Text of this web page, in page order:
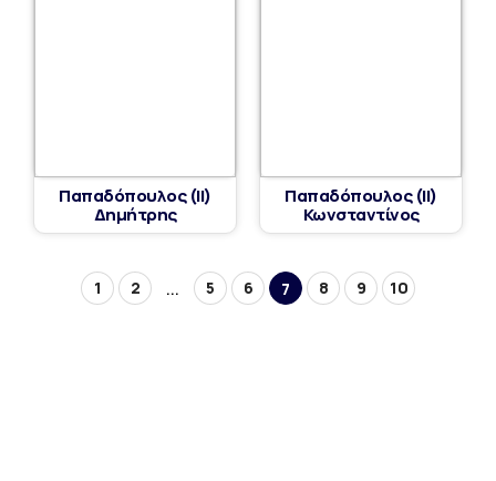
Παπαδόπουλος (ΙΙ)
Δημήτρης
Παπαδόπουλος (ΙΙ)
Κωνσταντίνος
1 2 ... 5 6 7 8 9 10